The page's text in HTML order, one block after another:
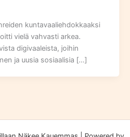
kuntavaaliehdokkaaksi
vielä vahvasti arkea.
digivaaleista, joihin
ja uusia sosiaalisia […]